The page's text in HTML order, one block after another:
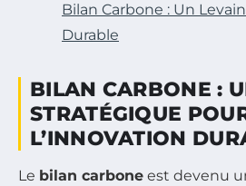
Bilan Carbone : Un
Durable
BILAN CARBONE :
STRATÉGIQUE
L’INNOVATION
Le bilan carbone est devenu